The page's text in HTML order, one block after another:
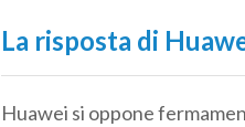
La risposta di
Huawei si oppone